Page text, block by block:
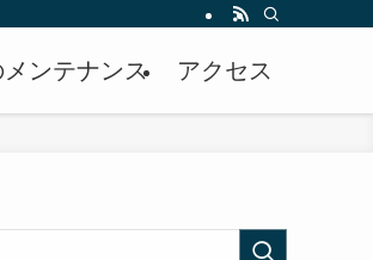
ンテナンス アクセス